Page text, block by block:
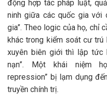
động hợp tác pháp luật,
ninh giữa các quốc gia với
gia”. Theo logic của họ, chỉ
khác trong kiểm soát cư
xuyên biên giới thì lập tức
nạn”. Một khái niệm
repression” bị lạm dụng
truyền chính trị.